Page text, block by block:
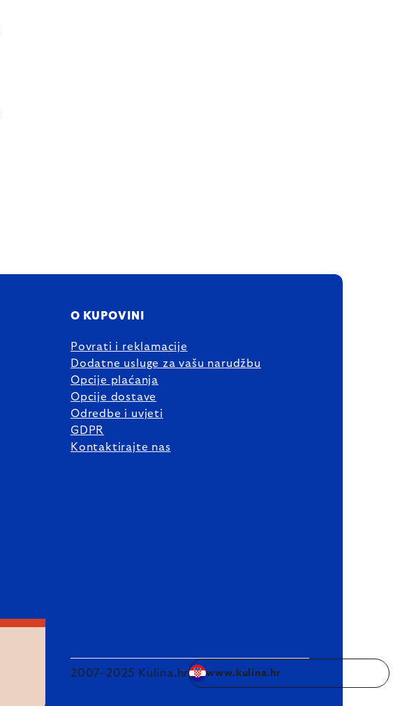
O KUPOVINI
Povrati i reklamacije
Dodatne usluge za vašu narudžbu
Opcije plaćanja
Opcije dostave
Odredbe i uvjeti
GDPR
Kontaktirajte nas
2007–2025 Kulina.hr www.kulina.hr